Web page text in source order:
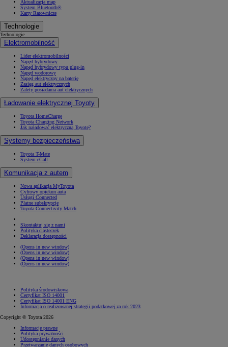
Aktualizacja map
System Bluetooth®
Karty Ratownicze
Technologie
Technologie
Elektromobilność
Lider elektromobilności
Napęd hybrydowy
Napęd hybrydowy typu plug-in
Napęd wodorowy
Napęd elektryczny na baterię
Zasięg aut elektrycznych
Zalety posiadania aut elektrycznych
Ładowanie elektrycznej Toyoty
Toyota HomeCharge
Toyota Charging Network
Jak naładować elektryczną Toyotę?
Systemy bezpieczeństwa
Toyota T-Mate
System eCall
Komunikacja z autem
Nowa aplikacja MyToyota
Cyfrowy opiekun auta
Usługi Connected
Płatne subskrypcje
Toyota Connectivity Match
Skontaktuj się z nami
Polityka ciasteczek
Deklaracja dostępności
(Opens in new window)
(Opens in new window)
(Opens in new window)
(Opens in new window)
Polityka środowiskowa
Certyfikat ISO 14001
Certyfikat ISO 14001 ENG
Informacja o realizowanej strategii podatkowej za rok 2023
Copyright © Toyota 2026
Informacje prawne
Polityka prywatności
Udostępnianie danych
Przetwarzanie danych osobowych